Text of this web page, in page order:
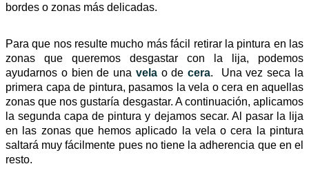
bordes o zonas más delicadas.
Para que nos resulte mucho más fácil retirar la pintura en las
zonas que queremos desgastar con la lija, podemos
ayudarnos o bien de una velao decera. Una vez seca la
primera capa de pintura, pasamos la vela o cera en aquellas
zonas que nos gustaría desgastar. A continuación, aplicamos
la segunda capa de pintura y dejamos secar. Al pasar la lija
en las zonas que hemos aplicado la vela o cera la pintura
saltará muy fácilmente pues no tiene la adherencia que en el
resto.